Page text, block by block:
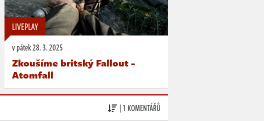
LIVEPLAY
v pátek28. 3. 2025
Zkoušíme britský Fallout -
Atomfall
| 1 KOMENTÁŘŮ